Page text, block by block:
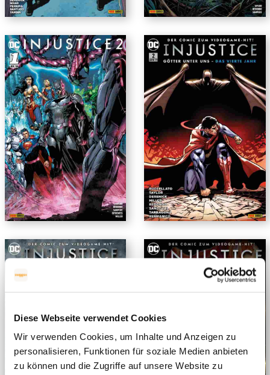
Diese Webseite verwendet Cookies
Wir verwenden Cookies, um Inhalte und Anzeigen zu
personalisieren, Funktionen für soziale Medien anbieten
zu können und die Zugriffe auf unsere Website zu